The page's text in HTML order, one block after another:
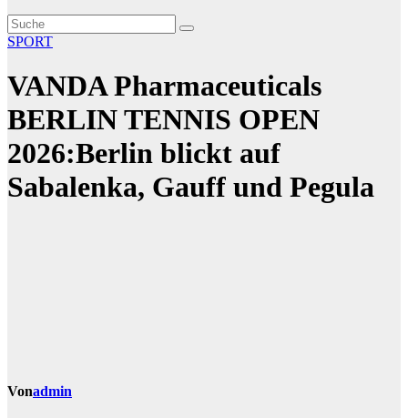
SPORT
VANDA Pharmaceuticals
BERLIN TENNIS OPEN
2026:Berlin blickt auf
Sabalenka, Gauff und Pegula
Vonadmin